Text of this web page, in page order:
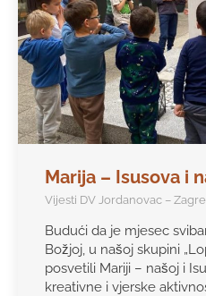
Marija – Isusova i
Vijesti DV Jordanovac –
Budući da je mjesec
Božjoj, u našoj skupini
posvetili Mariji – našoj i
kreativne i vjerske